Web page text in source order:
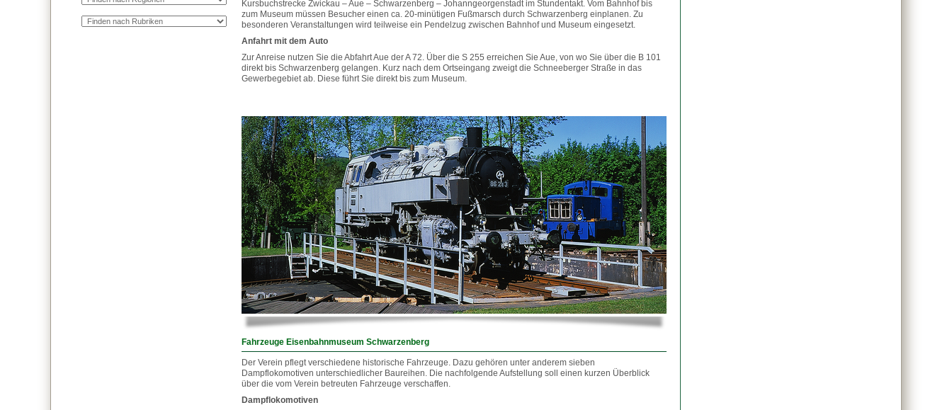
Kursbuchstrecke Zwickau – Aue – Schwarzenberg – Johanngeorgenstadt im Stundentakt. Vom Bahnhof bis
zum Museum müssen Besucher einen ca. 20-minütigen Fußmarsch durch Schwarzenberg einplanen. Zu
besonderen Veranstaltungen wird teilweise ein Pendelzug zwischen Bahnhof und Museum eingesetzt.
Anfahrt mit dem Auto
Zur Anreise nutzen Sie die Abfahrt Aue derA 72. Über die S 255 erreichen Sie Aue, von wo Sie über die B 101
direkt bis Schwarzenberg gelangen. Kurz nach dem Ortseingang zweigt die Schneeberger Straße in das
Gewerbegebiet ab. Diese führt Sie direkt bis zum Museum.
Fahrzeuge Eisenbahnmuseum Schwarzenberg
Der Verein pflegt verschiedene historische Fahrzeuge. Dazu gehören unter anderem sieben
Dampflokomotiven unterschiedlicher Baureihen. Die nachfolgende Aufstellung soll einen kurzen Überblick
über die vom Verein betreuten Fahrzeuge verschaffen.
Dampflokomotiven